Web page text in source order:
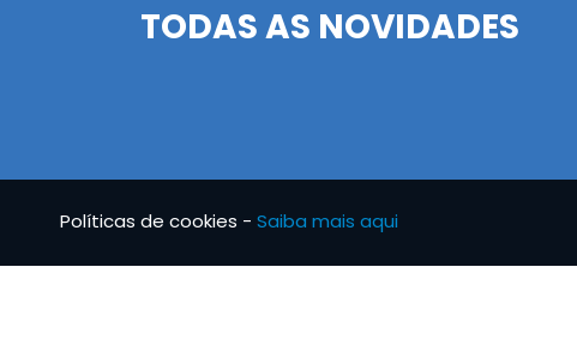
TODAS AS NOVIDADES
Políticas de cookies - Saiba mais aqui